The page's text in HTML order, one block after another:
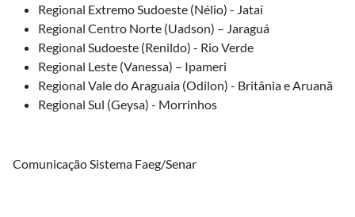
Regional Extremo Sudoeste (Nélio) - Jataí
Regional Centro Norte (Uadson) – Jaraguá
Regional Sudoeste (Renildo) - Rio Verde
Regional Leste (Vanessa) – Ipameri
Regional Vale do Araguaia (Odilon) - Britânia e Aruanã
Regional Sul (Geysa) - Morrinhos
Comunicação Sistema Faeg/Senar